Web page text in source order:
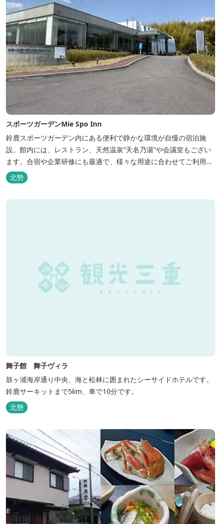
スポーツガーデンMie Spo Inn
鈴鹿スポーツガーデン内にある便利で静かな環境が自慢の宿泊施
設。館内には、レストラン、天然温泉“天名乃湯”や会議室もござい
ます。合宿や企業研修にも最適で、様々な用途に合わせてご利用頂
けます。
北勢
舞子館 舞子ヴィラ
鼓ヶ浦海岸通り中央、海と松林に囲まれたシーサイドホテルです。
鈴鹿サーキットまで5km、車で10分です。
北勢